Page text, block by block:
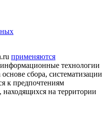
применяются
технологии
сбора, систематизации
к предпочтениям
находящихся на территории